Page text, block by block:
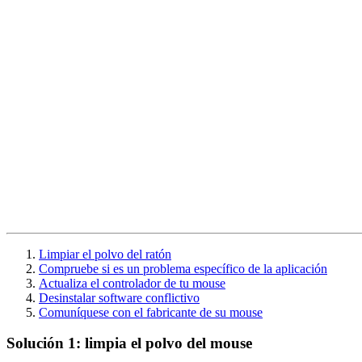
Limpiar el polvo del ratón
Compruebe si es un problema específico de la aplicación
Actualiza el controlador de tu mouse
Desinstalar software conflictivo
Comuníquese con el fabricante de su mouse
Solución 1: limpia el polvo del mouse